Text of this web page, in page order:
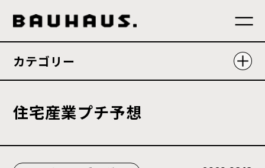
住宅産業プチ予想
カテゴリー